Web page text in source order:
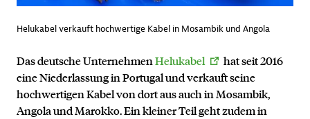
Helukabel verkauft hochwertige Kabel in Mosambik und Angola
Das deutsche UnternehmenHelukabel
hat seit 2016
eine Niederlassung in Portugal und verkauft seine
hochwertigen Kabel von dort aus auch in Mosambik,
Angola und Marokko. Ein kleiner Teil geht zudem in